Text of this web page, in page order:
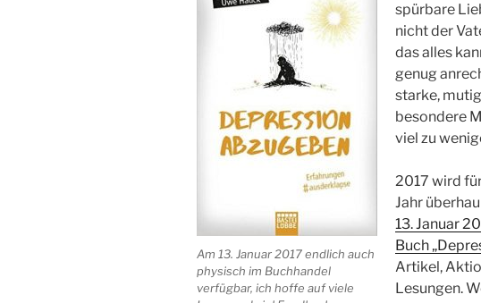
Am 13. Januar 2017 endlich auch
physisch im Buchhandel
verfügbar, ich hoffe auf viele
spürbare
nicht der
das alles
genug
starke,
besondere
viel zu
2017 wird
Jahr
13. Januar
Buch
Artikel,
Lesungen.